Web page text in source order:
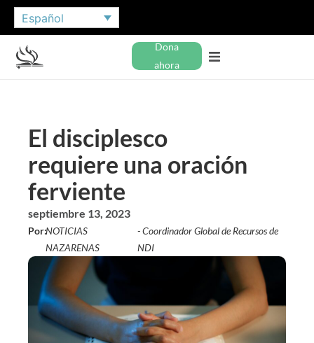
Español
Dona
ahora
El disciplesco
requiere una oración
ferviente
septiembre 13, 2023
Por:NOTICIAS
NAZARENAS
- Coordinador Global de Recursos de
NDI